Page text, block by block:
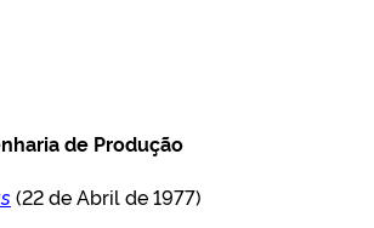
de Produção
(22 de Abril de 1977)